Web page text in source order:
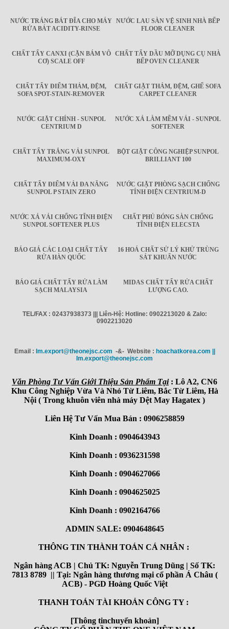
NƯỚC TRÁNG BÁT ĐĨA CHO MÁY
RỬA BÁT ACIDITY-RINSE
NƯỚC LAU SÀN VỆ SINH NHÀ BẾP
FLOOR CLEANER
CHẤT TẨY CANXI (CẶN BÁM VÔ
CƠ) SCALE OFF
CHẤT TẨY DẦU MỠ DỤNG CỤ NHÀ
BẾP OVEN CLEANER
CHẤT TẨY ĐIỂM THẢM, ĐỆM,
SOFA SPOT-STAIN-REMOVER
CHẤT GIẶT THẢM, ĐỆM, GHẾ SOFA
CARPET CLEANER
NƯỚC GIẶT CHÍNH - SUNPOL
CENTRIUM D
NƯỚC XẢ LÀM MỀM VẢI - SUNPOL
SOFTENER
CHẤT TẨY TRẮNG VẢI SUNPOL
MAXIMUM-OXY
BỘT GIẶT CÔNG NGHIỆP SUNPOL
BRILLIANT 100
CHẤT TẨY ĐIỂM VẢI ĐA NĂNG
SUNPOL P STAIN ZERO
NƯỚC GIẶT PHÒNG SẠCH CHỐNG
TÍNH ĐIỆN CENTRIUM-D
NƯỚC XẢ VẢI CHỐNG TĨNH ĐIỆN
SUNPOL SOFTENER PLUS
CHẤT PHỦ BÓNG SÀN CHỐNG
TĨNH ĐIỆN ELECSTA
BÁO GIÁ CÁC LOẠI CHẤT TẨY
RỬA HÀN QUỐC
16 HOÁ CHẤT SỬ LÝ KHỬ TRÙNG
SÁT KHUẨN NƯỚC
BÁO GIÁ CHẤT TẨY RỬA LÀM
SẠCH MALAYSIA
MIDAS CHẤT TẨY RỬA CHẤT
LƯỢNG CAO.
TEL/FAX : 02437938373 ||| Liên-Hệ: Hotline: 0902213020 & Zalo:
0902213020
Email : Im.export@theonejsc.com -&- Website : hoachatkorea.com ||
Im.export@theonejsc.com
Văn Phòng Tư Vấn Giới Thiệu Sản Phẩm Tại: Lô A2, CN6
Khu Công Nghiệp Vừa Và Nhỏ Từ Liêm, Bắc Từ Liêm, Hà
Nội ( Trong khuôn viên nhà máy Dệt May Hagatex )
Liên Hệ Tư Vấn Mua Bán : 0906258859
Kinh Doanh : 0904643943
Kinh Doanh : 0936231598
Kinh Doanh : 0904627066
Kinh Doanh : 0904625025
Kinh Doanh : 0902164766
ADMIN SALE: 0904648645
THÔNG TIN THÀNH TOÁN CÁ NHÂN :
Ngân hàng ACB | Chủ TK: Nguyễn Trung Dũng | Số TK:
7813 8789 || Tại: Ngân hàng thương mại cổ phần Á Châu (
ACB) - PGD Hoàng Quốc Việt
THANH TOÁN TÀI KHOẢN CÔNG TY :
[Thông tinchuyển khoản]